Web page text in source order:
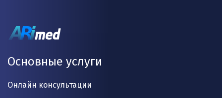
Основные услуги
Онлайн консультации